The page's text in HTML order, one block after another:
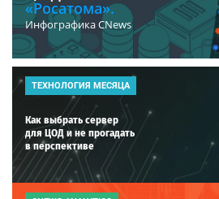
«Росатома».
Инфографика CNews
ТЕХНОЛОГИЯ МЕСЯЦА
Как выбрать сервер
для ЦОД и не прогадать
в перспективе